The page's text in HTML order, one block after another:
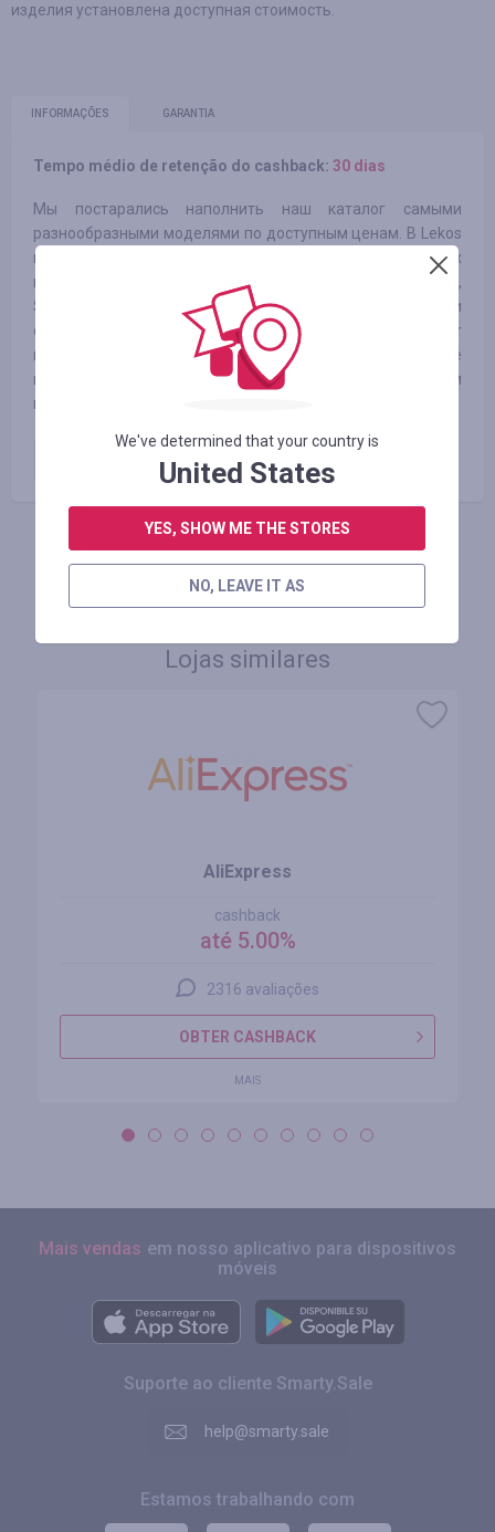
изделия установлена доступная стоимость.
INFORMAÇÕES GARANTIA
Tempo médio de retenção do cashback: 30 dias
Мы постарались наполнить наш каталог самыми
разнообразными моделями по доступным ценам. В Lekos
вы сможете купить наручные часы и аксессуары ведущих
мировых брендов: Casio, Jacques Lemans, Royal London,
Swiss Military Hanowa. А также не менее надежные и
стильные изделия недорогих марок: Q&Q, Naviforce, Megir
и другие. Каждое изделие в нашем ассортименте
проходит тщательную проверку. Мы подтверждаем
подлинность всех товаров и даем гарантию на покупки.
Оплаченный заказ
Lojas similares
AliExpress
cashback
até 5.00%
2316 avaliações
OBTER CASHBACK
MAIS
Mais vendas em nosso aplicativo para dispositivos
móveis
Suporte ao cliente Smarty.Sale
help@smarty.sale
Estamos trabalhando com
We've determined that your country is
United States
YES, SHOW ME THE STORES
NO, LEAVE IT AS